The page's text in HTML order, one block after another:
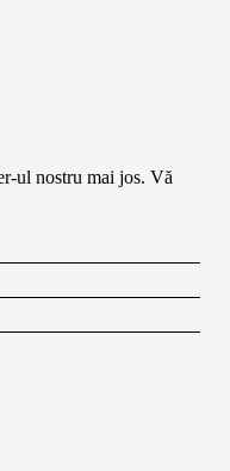
ul nostru mai jos. Vă